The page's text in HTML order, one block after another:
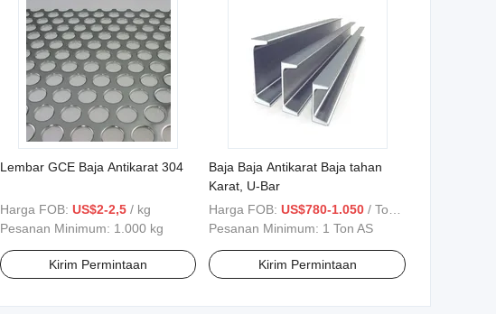
Lembar GCE Baja Antikarat 304
Harga FOB: US$2-2,5 / kg
Pesanan Minimum: 1.000 kg
Kirim Permintaan
Baja Baja Antikarat Baja tahan
Karat, U-Bar
Harga FOB: US$780-1.050 / Ton AS
Pesanan Minimum: 1 Ton AS
Kirim Permintaan